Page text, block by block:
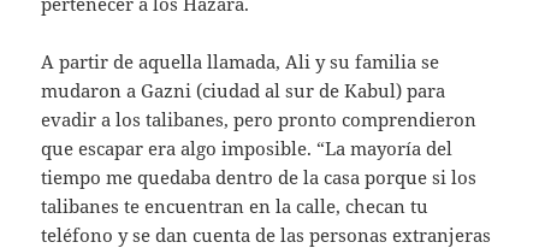
A partir de aquella llamada, Ali y su familia se
mudaron a Gazni (ciudad al sur de Kabul) para
evadir a los talibanes, pero pronto comprendieron
que escapar era algo imposible. “La mayoría del
tiempo me quedaba dentro de la casa porque si los
talibanes te encuentran en la calle, checan tu
teléfono y se dan cuenta de las personas extranjeras